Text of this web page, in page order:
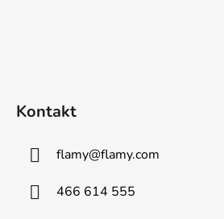
Kontakt
flamy@flamy.com
466 614 555